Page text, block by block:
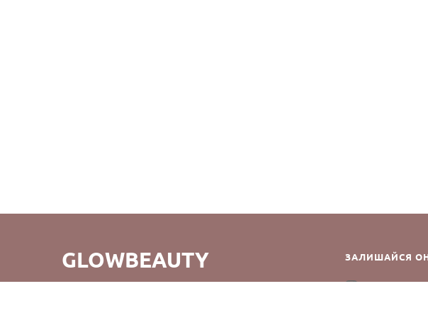
ЗАЛИШАЙСЯ
GLOWBEAUTY